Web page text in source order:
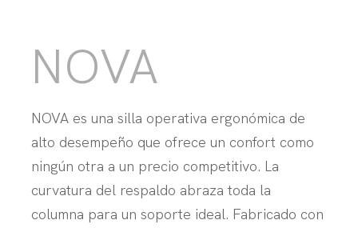
NOVA
NOVA es una silla operativa ergonómica de
alto desempeño que ofrece un confort como
ningún otra a un precio competitivo. La
curvatura del respaldo abraza toda la
columna para un soporte ideal. Fabricado con